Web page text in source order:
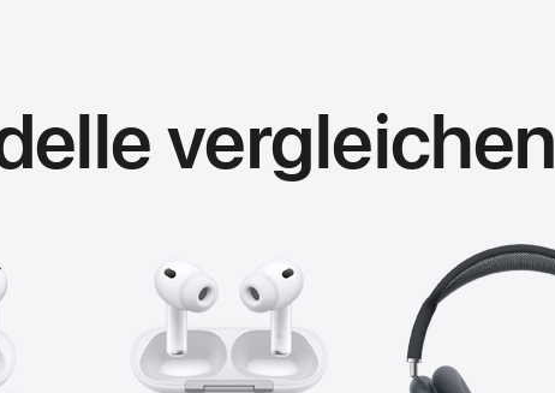
vergleichen